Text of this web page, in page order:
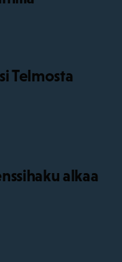
Telmosta
alkaa